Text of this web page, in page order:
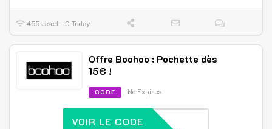
455 Used - 0 Today
Offre Boohoo : Pochette dès
15€ !
CODE No Expires
VOIR LE CODE